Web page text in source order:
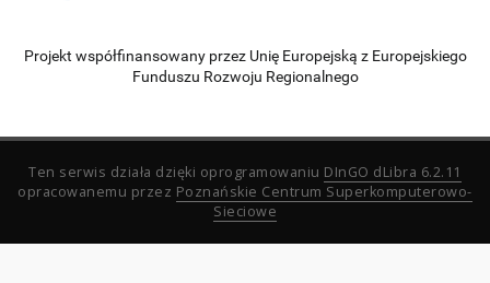
Projekt współfinansowany przez Unię Europejską z Europejskiego
Funduszu Rozwoju Regionalnego
Ten serwis działa dzięki oprogramowaniu DInGO dLibra 6.2.11
opracowanemu przez Poznańskie Centrum Superkomputerowo-
Sieciowe